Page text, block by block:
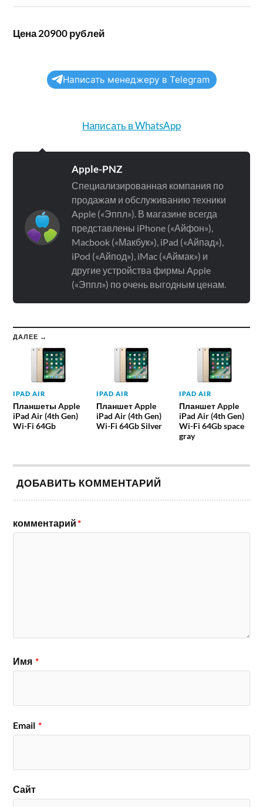
Цена 20900 рублей
Написать менеджеру в Telegram
Написать в WhatsApp
Apple-PNZ
Специализированная компания по
продажам и обслуживанию техники
Apple («Эппл»). В магазине всегда
представлены iPhone («Айфон»),
Macbook («Макбук»), iPad («Айпад»),
iPod («Айпод»), iMac («Аймак») и
другие устройства фирмы Apple
(«Эппл») по очень выгодным ценам.
ДАЛЕЕ →
IPAD AIR
Планшеты Apple
iPad Air (4th Gen)
Wi-Fi 64Gb
IPAD AIR
Планшет Apple
iPad Air (4th Gen)
Wi-Fi 64Gb Silver
IPAD AIR
Планшет Apple
iPad Air (4th Gen)
Wi-Fi 64Gb space
gray
ДОБАВИТЬ КОММЕНТАРИЙ
комментарий*
Имя *
Email *
Сайт